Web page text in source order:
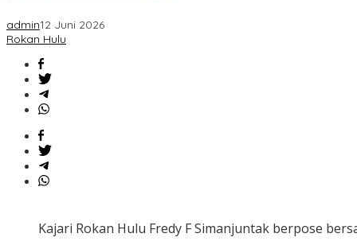
admin12 Juni 2026
Rokan Hulu
Kajari Rokan Hulu Fredy F Simanjuntak berpose